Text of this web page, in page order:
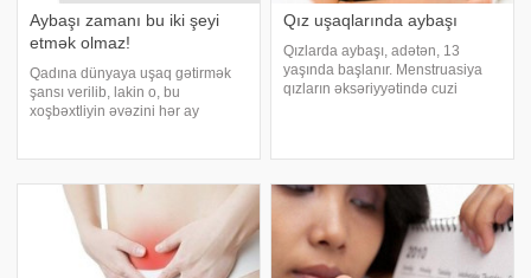
Aybaşı zamanı bu iki şeyi
etmək olmaz!
Qadına dünyaya uşaq gətirmək
şansı verilib, lakin o, bu
xoşbəxtliyin əvəzini hər ay
yazıda öz sağlamlığı qorumaq
istəyən qadınlar
Qız uşaqlarında aybaşı
Qızlarda aybaşı, adətən, 13
yaşında başlanır. Menstruasiya
qızların əksəriyyətində cuzi
çobanyastığı), garnı